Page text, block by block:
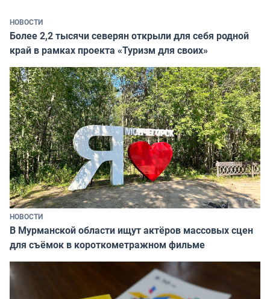
НОВОСТИ
Более 2,2 тысячи северян открыли для себя родной
край в рамках проекта «Туризм для своих»
НОВОСТИ
В Мурманской области ищут актёров массовых сцен
для съёмок в короткометражном фильме